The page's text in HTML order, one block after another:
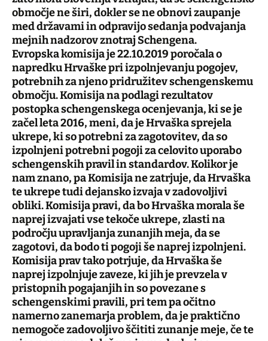
območje ne širi, dokler se ne obnovi zaupanje
med državami in odpravijo sedanja podvajanja
mejnih nadzorov znotraj Schengena.
Evropska komisija je 22.10.2019 poročala o
napredku Hrvaške pri izpolnjevanju pogojev,
potrebnih za njeno pridružitev schengenskemu
območju. Komisija na podlagi rezultatov
postopka schengenskega ocenjevanja, ki se je
začel leta 2016, meni, da je Hrvaška sprejela
ukrepe, ki so potrebni za zagotovitev, da so
izpolnjeni potrebni pogoji za celovito uporabo
schengenskih pravil in standardov. Kolikor je
nam znano, pa Komisija ne zatrjuje, da Hrvaška
te ukrepe tudi dejansko izvaja v zadovoljivi
obliki. Komisija pravi, da bo Hrvaška morala še
naprej izvajati vse tekoče ukrepe, zlasti na
področju upravljanja zunanjih meja, da se
zagotovi, da bodo ti pogoji še naprej izpolnjeni.
Komisija prav tako potrjuje, da Hrvaška še
naprej izpolnjuje zaveze, ki jih je prevzela v
pristopnih pogajanjih in so povezane s
schengenskimi pravili, pri tem pa očitno
namerno zanemarja problem, da je praktično
nemogoče zadovoljivo ščititi zunanje meje, če te